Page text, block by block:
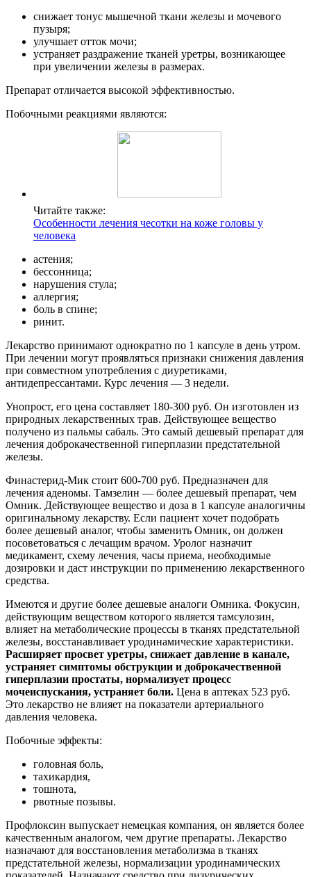
снижает тонус мышечной ткани железы и мочевого
пузыря;
улучшает отток мочи;
устраняет раздражение тканей уретры, возникающее
при увеличении железы в размерах.
Препарат отличается высокой эффективностью.
Побочными реакциями являются:
Читайте также:
Особенности лечения чесотки на коже головы у
человека
астения;
бессонница;
нарушения стула;
аллергия;
боль в спине;
ринит.
Лекарство принимают однократно по 1 капсуле в день утром.
При лечении могут проявляться признаки снижения давления
при совместном употребления с диуретиками,
антидепрессантами. Курс лечения — 3 недели.
Унопрост, его цена составляет 180-300 руб. Он изготовлен из
природных лекарственных трав. Действующее вещество
получено из пальмы сабаль. Это самый дешевый препарат для
лечения доброкачественной гиперплазии предстательной
железы.
Финастерид-Мик стоит 600-700 руб. Предназначен для
лечения аденомы. Тамзелин — более дешевый препарат, чем
Омник. Действующее вещество и доза в 1 капсуле аналогичны
оригинальному лекарству. Если пациент хочет подобрать
более дешевый аналог, чтобы заменить Омник, он должен
посоветоваться с лечащим врачом. Уролог назначит
медикамент, схему лечения, часы приема, необходимые
дозировки и даст инструкции по применению лекарственного
средства.
Имеются и другие более дешевые аналоги Омника. Фокусин,
действующим веществом которого является тамсулозин,
влияет на метаболические процессы в тканях предстательной
железы, восстанавливает уродинамические характеристики.
Расширяет просвет уретры, снижает давление в канале,
устраняет симптомы обструкции и доброкачественной
гиперплазии простаты, нормализует процесс
мочеиспускания, устраняет боли. Цена в аптеках 523 руб.
Это лекарство не влияет на показатели артериального
давления человека.
Побочные эффекты:
головная боль,
тахикардия,
тошнота,
рвотные позывы.
Профлоксин выпускает немецкая компания, он является более
качественным аналогом, чем другие препараты. Лекарство
назначают для восстановления метаболизма в тканях
предстательной железы, нормализации уродинамических